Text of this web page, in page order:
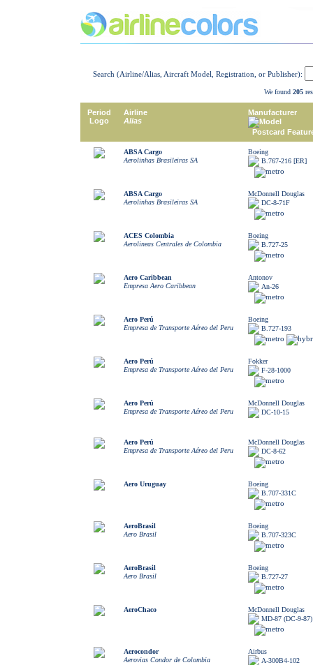
Search (Airline/Alias, Aircraft Model, Registration, or Publisher):
We found 205
Period
Logo
Airline
Alias
Manufacturer
Model
Postcard
ABSA Cargo
Aerolinhas Brasileiras SA
Boeing
B.767-216 [ER]
ABSA Cargo
Aerolinhas Brasileiras SA
McDonnell Douglas
DC-8-71F
ACES Colombia
Aerolineas Centrales de Colombia
Boeing
B.727-25
Aero Caribbean
Empresa Aero Caribbean
Antonov
An-26
Aero Perú
Empresa de Transporte Aéreo del Peru
Boeing
B.727-193
Aero Perú
Empresa de Transporte Aéreo del Peru
Fokker
F-28-1000
Aero Perú
Empresa de Transporte Aéreo del Peru
McDonnell Douglas
DC-10-15
Aero Perú
Empresa de Transporte Aéreo del Peru
McDonnell Douglas
DC-8-62
Aero Uruguay
Boeing
B.707-331C
AeroBrasil
Aero Brasil
Boeing
B.707-323C
AeroBrasil
Aero Brasil
Boeing
B.727-27
AeroChaco
McDonnell Douglas
MD-87 (DC-9-87)
Aerocondor
Aerovias Condor de Colombia
Airbus
A-300B4-102